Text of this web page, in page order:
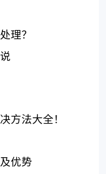
理？
方法大全！
优势